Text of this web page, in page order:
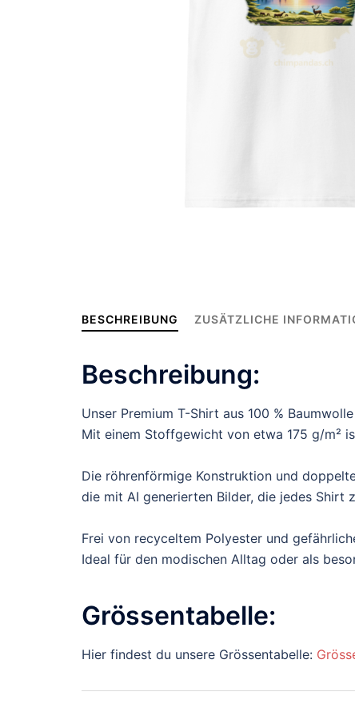
BESCHREIBUNG ZUSÄTZLICHE
Beschreibung:
Unser Premium T-Shirt aus 100 %
Mit einem Stoffgewicht von etwa 175 g/m²
Die röhrenförmige Konstruktion und
die mit AI generierten Bilder, die jedes Shirt
Frei von recyceltem Polyester und
Ideal für den modischen Alltag oder als
Grössentabelle:
Hier findest du unsere Grössentabelle: